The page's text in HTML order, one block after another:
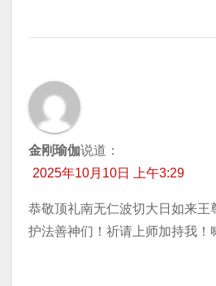
金刚瑜伽说道：
2025年10月10日 上午3:29
恭敬顶礼南无仁波切大日如来王
护法善神们！祈请上师加持我！